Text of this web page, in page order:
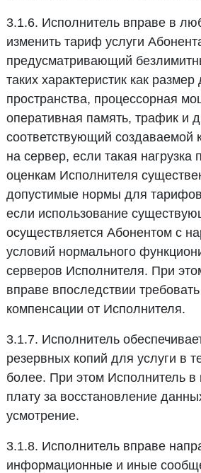
3.1.6. Исполнитель вправе в
изменить тариф услуги
предусматривающий
таких характеристик как размер
пространства, процессорная
оперативная память, трафик и
соответствующий создаваемой
на сервер, если такая нагрузка
оценкам Исполнителя
допустимые нормы для тарифов
если использование
осуществляется Абонентом с
условий нормального
серверов Исполнителя. При
вправе впоследствии
компенсации от Исполнителя.
3.1.7. Исполнитель
резервных копий для услуги в
более. При этом Исполнитель в
плату за восстановление
усмотрение.
3.1.8. Исполнитель вправе
информационные и иные